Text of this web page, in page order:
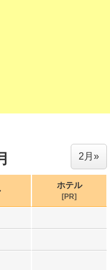
2月»
ホテル
[PR]